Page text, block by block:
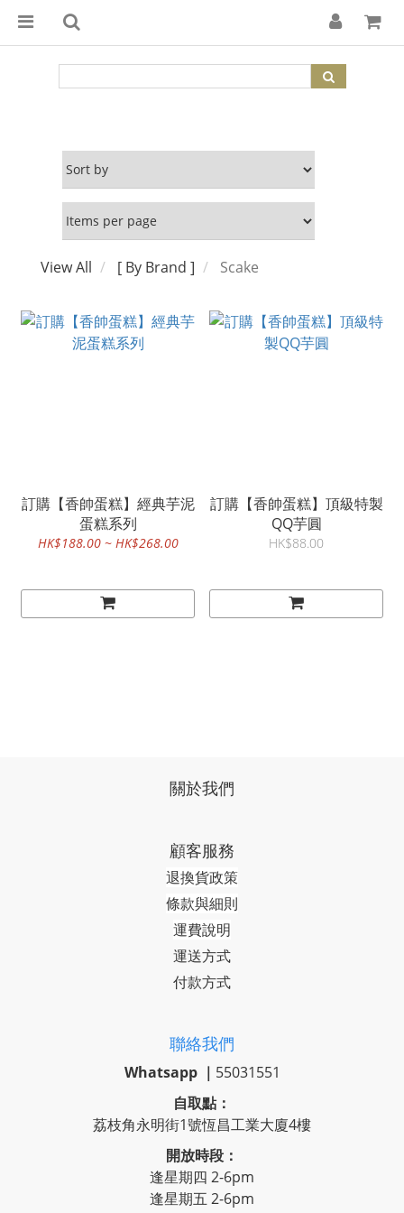
View All [ By Brand ] Scake
訂購【香帥蛋糕】經典芋泥
蛋糕系列
HK$188.00 ~ HK$268.00
訂購【香帥蛋糕】頂級特製
QQ芋圓
HK$88.00
關於我們
顧客服務
退換貨政策
條款與細則
運費說明
運送方式
付款方式
聯絡我們
Whatsapp ｜ 55031551
自取點：
荔枝角永明街1號恆昌工業大廈4樓
開放時段：
逢星期四 2-6pm
逢星期五 2-6pm